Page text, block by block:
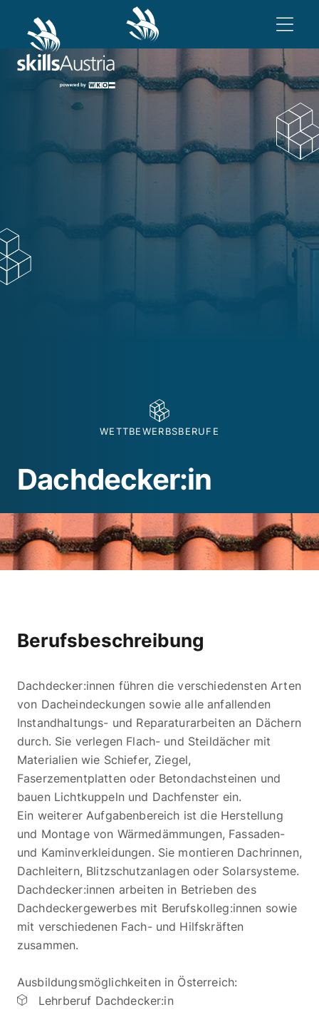
WETTBEWERBSBERUFE
Dachdecker:in
Berufsbeschreibung
Dachdecker:innen führen die verschiedensten Arten
von Dacheindeckungen sowie alle anfallenden
Instandhaltungs- und Reparaturarbeiten an Dächern
durch. Sie verlegen Flach- und Steildächer mit
Materialien wie Schiefer, Ziegel,
Faserzementplatten oder Betondachsteinen und
bauen Lichtkuppeln und Dachfenster ein.
Ein weiterer Aufgabenbereich ist die Herstellung
und Montage von Wärmedämmungen, Fassaden-
und Kaminverkleidungen. Sie montieren Dachrinnen,
Dachleitern, Blitzschutzanlagen oder Solarsysteme.
Dachdecker:innen arbeiten in Betrieben des
Dachdeckergewerbes mit Berufskolleg:innen sowie
mit verschiedenen Fach- und Hilfskräften
zusammen.
Ausbildungsmöglichkeiten in Österreich:
Lehrberuf Dachdecker:in